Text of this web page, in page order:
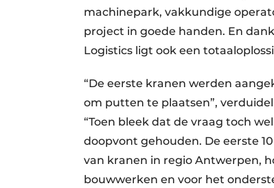
machinepark, vakkundige
project in goede handen. En
Logistics ligt ook een
“De eerste kranen werden
om putten te plaatsen”,
“Toen bleek dat de vraag toch
doopvont gehouden. De eerste
van kranen in regio Antwerpen,
bouwwerken en voor het